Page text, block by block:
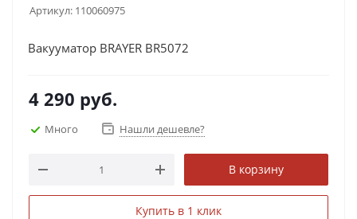
Артикул: 110060975
Вакууматор BRAYER BR5072
4 290 руб.
Много Нашли дешевле?
В корзину
Купить в 1 клик